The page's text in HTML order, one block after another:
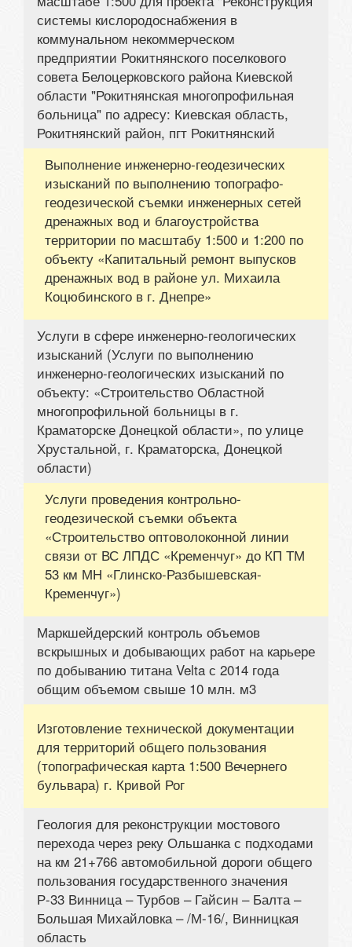
системы кислородоснабжения в
коммунальном некоммерческом
предприятии Рокитнянского поселкового
совета Белоцерковского района Киевской
области "Рокитнянская многопрофильная
больница" по адресу: Киевская область,
Рокитнянский район, пгт Рокитнянский
Выполнение инженерно-геодезических
изысканий по выполнению топографо-
геодезической съемки инженерных сетей
дренажных вод и благоустройства
территории по масштабу 1:500 и 1:200 по
объекту «Капитальный ремонт выпусков
дренажных вод в районе ул. Михаила
Коцюбинского в г. Днепре»
Услуги в сфере инженерно-геологических
изысканий (Услуги по выполнению
инженерно-геологических изысканий по
объекту: «Строительство Областной
многопрофильной больницы в г.
Краматорске Донецкой области», по улице
Хрустальной, г. Краматорска, Донецкой
области)
Услуги проведения контрольно-
геодезической съемки объекта
«Строительство оптоволоконной линии
связи от ВС ЛПДС «Кременчуг» до КП ТМ
53 км МН «Глинско-Разбышевская-
Кременчуг»)
Маркшейдерский контроль объемов
вскрышных и добывающих работ на карьере
по добыванию титана Velta с 2014 года
общим объемом свыше 10 млн. м3
Изготовление технической документации
для территорий общего пользования
(топографическая карта 1:500 Вечернего
бульвара) г. Кривой Рог
Геология для реконструкции мостового
перехода через реку Ольшанка с подходами
на км 21+766 автомобильной дороги общего
пользования государственного значения
Р-33 Винница – Турбов – Гайсин – Балта –
Большая Михайловка – /М-16/, Винницкая
область